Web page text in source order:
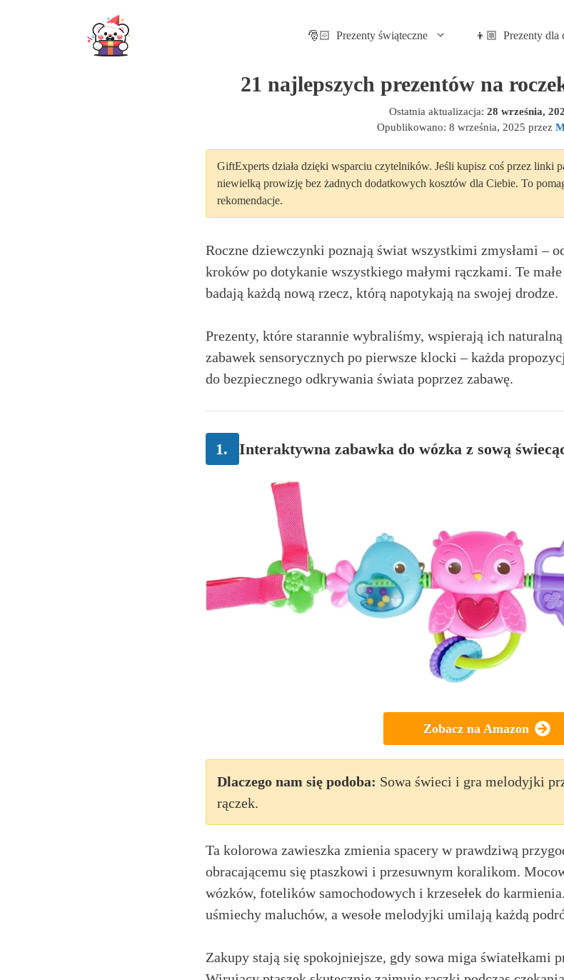
🎅🏻 Prezenty świąteczne 👦🏼 Prezenty dla
21 najlepszych prezentów na
Ostatnia aktualizacja: 28 września,
Opublikowano: 8 września, 2025 przez
GiftExperts działa dzięki wsparciu czytelników. Jeśli kupisz coś przez linki
niewielką prowizję bez żadnych dodatkowych kosztów dla Ciebie. To
rekomendacje.
Roczne dziewczynki poznają świat wszystkimi zmysłami –
kroków po dotykanie wszystkiego małymi rączkami. Te
badają każdą nową rzecz, którą napotykają na swojej drodze.
Prezenty, które starannie wybraliśmy, wspierają ich
zabawek sensorycznych po pierwsze klocki – każda
do bezpiecznego odkrywania świata poprzez zabawę.
1. Interaktywna zabawka do wózka z sową
Zobacz na Amazon
Dlaczego nam się podoba: Sowa świeci i gra melodyjki
rączek.
Ta kolorowa zawieszka zmienia spacery w prawdziwą
obracającemu się ptaszkowi i przesuwnym koralikom.
wózków, fotelików samochodowych i krzesełek do
uśmiechy maluchów, a wesołe melodyjki umilają każdą
Zakupy stają się spokojniejsze, gdy sowa miga światełkami